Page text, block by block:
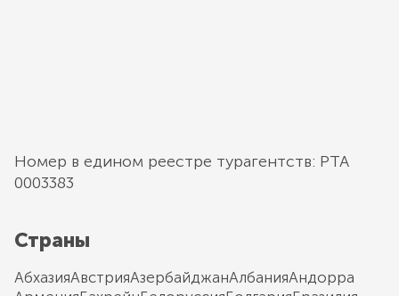
Номер в едином реестре турагентств: РТА
0003383
Страны
АбхазияАвстрияАзербайджанАлбанияАндорра